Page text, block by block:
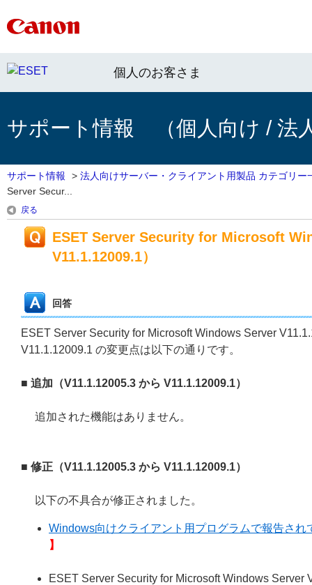
個人のお客さま
サポート情報 （個人向け / 法
サポート情報 > 法人向けサーバー・クライアント用製品 カテゴリー
Server Secur...
戻る
ESET Server Security for Microsoft
V11.1.12009.1）
回答
ESET Server Security for Microsoft Windows Server
V11.1.12009.1 の変更点は以下の通りです。
■ 追加（V11.1.12005.3 から V11.1.12009.1）
追加された機能はありません。
■ 修正（V11.1.12005.3 から V11.1.12009.1）
以下の不具合が修正されました。
Windows向けクライアント用プログラムで報告さ
】
ESET Server Security for Microsoft Windows